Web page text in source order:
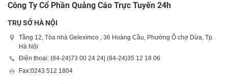
Công Ty Cổ Phần Quảng Cáo Trực Tuyến 24h
TRỤ SỞ HÀ NỘI
Tầng 12, Tòa nhà Geleximco , 36 Hoàng Cầu, Phường Ô chợ Dừa, Tp.
Hà Nội
Điện thoại: (84-24)73 00 24 24 | (84-24)35 12 18 06
Fax:0243 512 1804